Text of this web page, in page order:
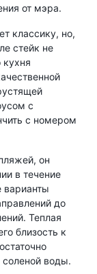
от мэра.
классику, но,
стейк не
кухня
с
с номером
он
в течение
варианты
до
Теплая
близость к
соленой воды.